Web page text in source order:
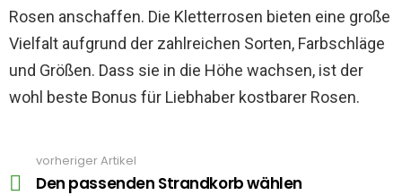
Rosen anschaffen. Die Kletterrosen bieten eine große
Vielfalt aufgrund der zahlreichen Sorten, Farbschläge
und Größen. Dass sie in die Höhe wachsen, ist der
wohl beste Bonus für Liebhaber kostbarer Rosen.
more
vorheriger Artikel
Den passenden Strandkorb wählen